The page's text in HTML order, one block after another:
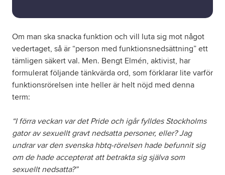
Om man ska snacka funktion och vill luta sig mot något
vedertaget, så är “person med funktionsnedsättning” ett
tämligen säkert val. Men. Bengt Elmén, aktivist, har
formulerat följande tänkvärda ord, som förklarar lite varför
funktionsrörelsen inte heller är helt nöjd med denna
term:
“I förra veckan var det Pride och igår fylldes Stockholms
gator av sexuellt gravt nedsatta personer, eller? Jag
undrar var den svenska hbtq-rörelsen hade befunnit sig
om de hade accepterat att betrakta sig själva som
sexuellt nedsatta?”